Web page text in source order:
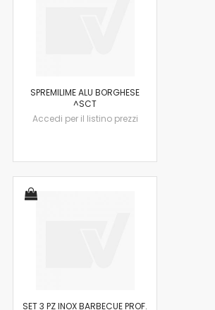
SPREMILIME ALU BORGHESE
^SCT
Accedi per il listino prezzi
SET 3 PZ INOX BARBECUE PROF.